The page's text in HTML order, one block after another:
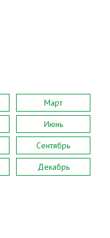
Март
Июнь
Сентябрь
Декабрь